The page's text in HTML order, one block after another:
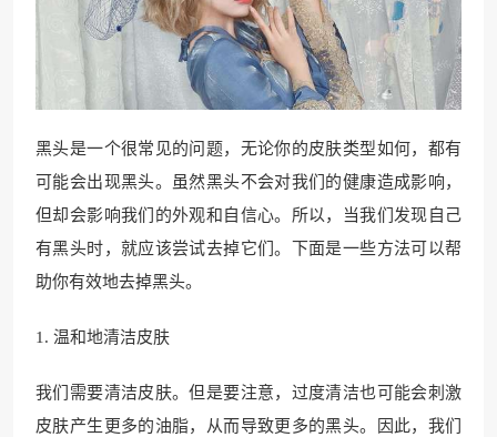
黑头是一个很常见的问题，无论你的皮肤类型如何，都有
可能会出现黑头。虽然黑头不会对我们的健康造成影响，
但却会影响我们的外观和自信心。所以，当我们发现自己
有黑头时，就应该尝试去掉它们。下面是一些方法可以帮
助你有效地去掉黑头。
1. 温和地清洁皮肤
我们需要清洁皮肤。但是要注意，过度清洁也可能会刺激
皮肤产生更多的油脂，从而导致更多的黑头。因此，我们